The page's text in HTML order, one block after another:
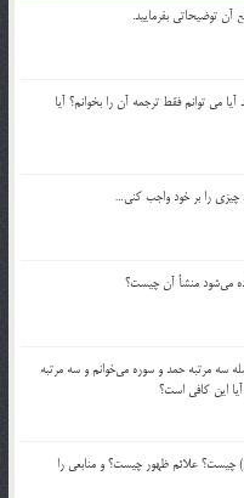
آن توضيحاتي بفرماييد.
مي توانم فقط ترجمه آن را بخوانم؟ آيا
چيزي را بر خود واجب كني…
سه مرتبه حمد و سوره مي‌خوانم و سه مرتبه
آيا اين كافي است؟
چيست؟ علائم ظهور چيست؟ و منابعي را